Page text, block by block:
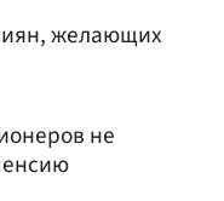
желающих
не